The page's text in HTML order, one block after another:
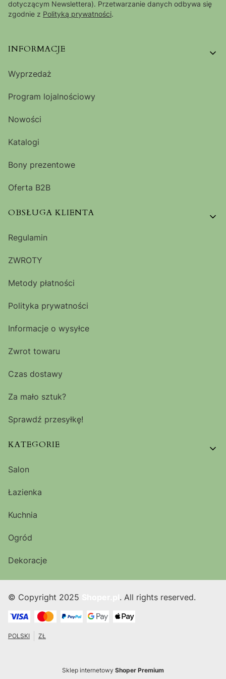
dotyczącym Newslettera). Przetwarzanie danych odbywa się
zgodnie z Polityką prywatności.
Linki w stopce
INFORMACJE
Wyprzedaż
Program lojalnościowy
Nowości
Katalogi
Bony prezentowe
Oferta B2B
OBSŁUGA KLIENTA
Regulamin
ZWROTY
Metody płatności
Polityka prywatności
Informacje o wysyłce
Zwrot towaru
Czas dostawy
Za mało sztuk?
Sprawdź przesyłkę!
KATEGORIE
Salon
Łazienka
Kuchnia
Ogród
Dekoracje
© Copyright 2025 . All rights reserved.
POLSKI ZŁ
Sklep internetowy Shoper Premium